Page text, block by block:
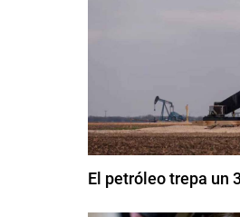
El petróleo trepa un